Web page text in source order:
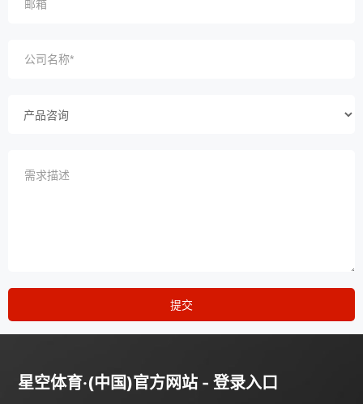
提交
星空体育·(中国)官方网站 - 登录入口